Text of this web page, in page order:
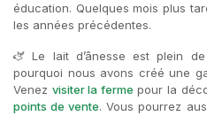
éducation. Quelques mois plus
les années précédentes.
🫏 Le lait d’ânesse est plein
pourquoi nous avons créé une
Venez visiter la ferme pour la
points de vente. Vous pourrez